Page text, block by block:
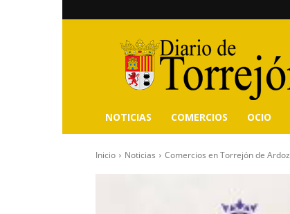
Diario
de
Torrejón
NOTICIAS COMERCIOS OCIO
Inicio Noticias Comercios en Torrejón de Ardoz